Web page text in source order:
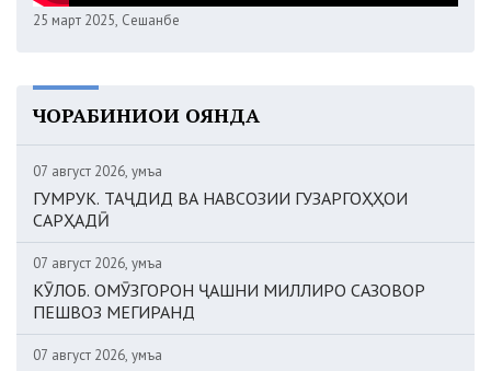
25 март 2025, Сешанбе
ЧОРАБИНИҲОИ ОЯНДА
07 август 2026, Ҷумъа
ГУМРУК. ТАҶДИД ВА НАВСОЗИИ ГУЗАРГОҲҲОИ
САРҲАДӢ
07 август 2026, Ҷумъа
КӮЛОБ. ОМӮЗГОРОН ҶАШНИ МИЛЛИРО САЗОВОР
ПЕШВОЗ МЕГИРАНД
07 август 2026, Ҷумъа